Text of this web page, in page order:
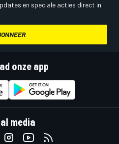
en speciale acties direct in
onze app
media